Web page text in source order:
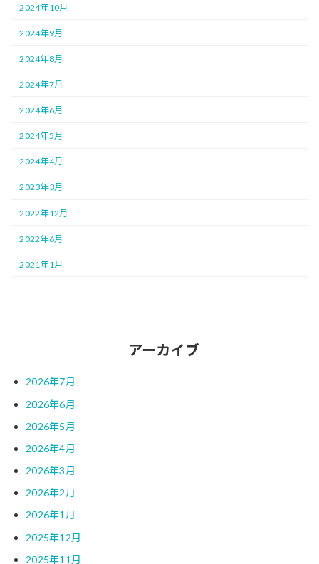
2024年10月
2024年9月
2024年8月
2024年7月
2024年6月
2024年5月
2024年4月
2023年3月
2022年12月
2022年6月
2021年1月
アーカイブ
2026年7月
2026年6月
2026年5月
2026年4月
2026年3月
2026年2月
2026年1月
2025年12月
2025年11月